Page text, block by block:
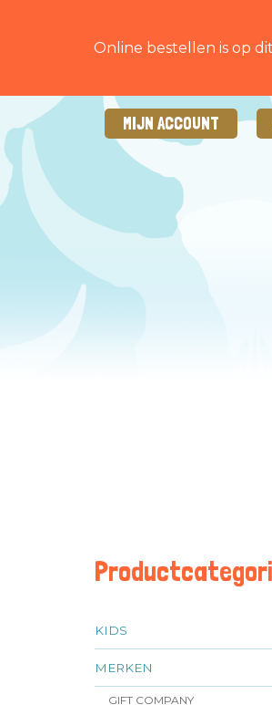
Online bestellen is op
MIJN ACCOUNT
KIDS
MERKEN
GIFT COMPANY